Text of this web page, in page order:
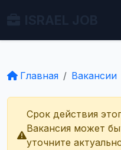
Главная Вакансии
Срок действия
Вакансия может
уточните